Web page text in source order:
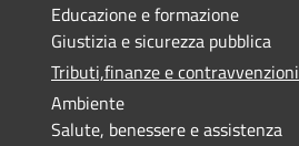
Educazione e formazione
Giustizia e sicurezza pubblica
Tributi,finanze e contravvenzioni
Ambiente
Salute, benessere e assistenza